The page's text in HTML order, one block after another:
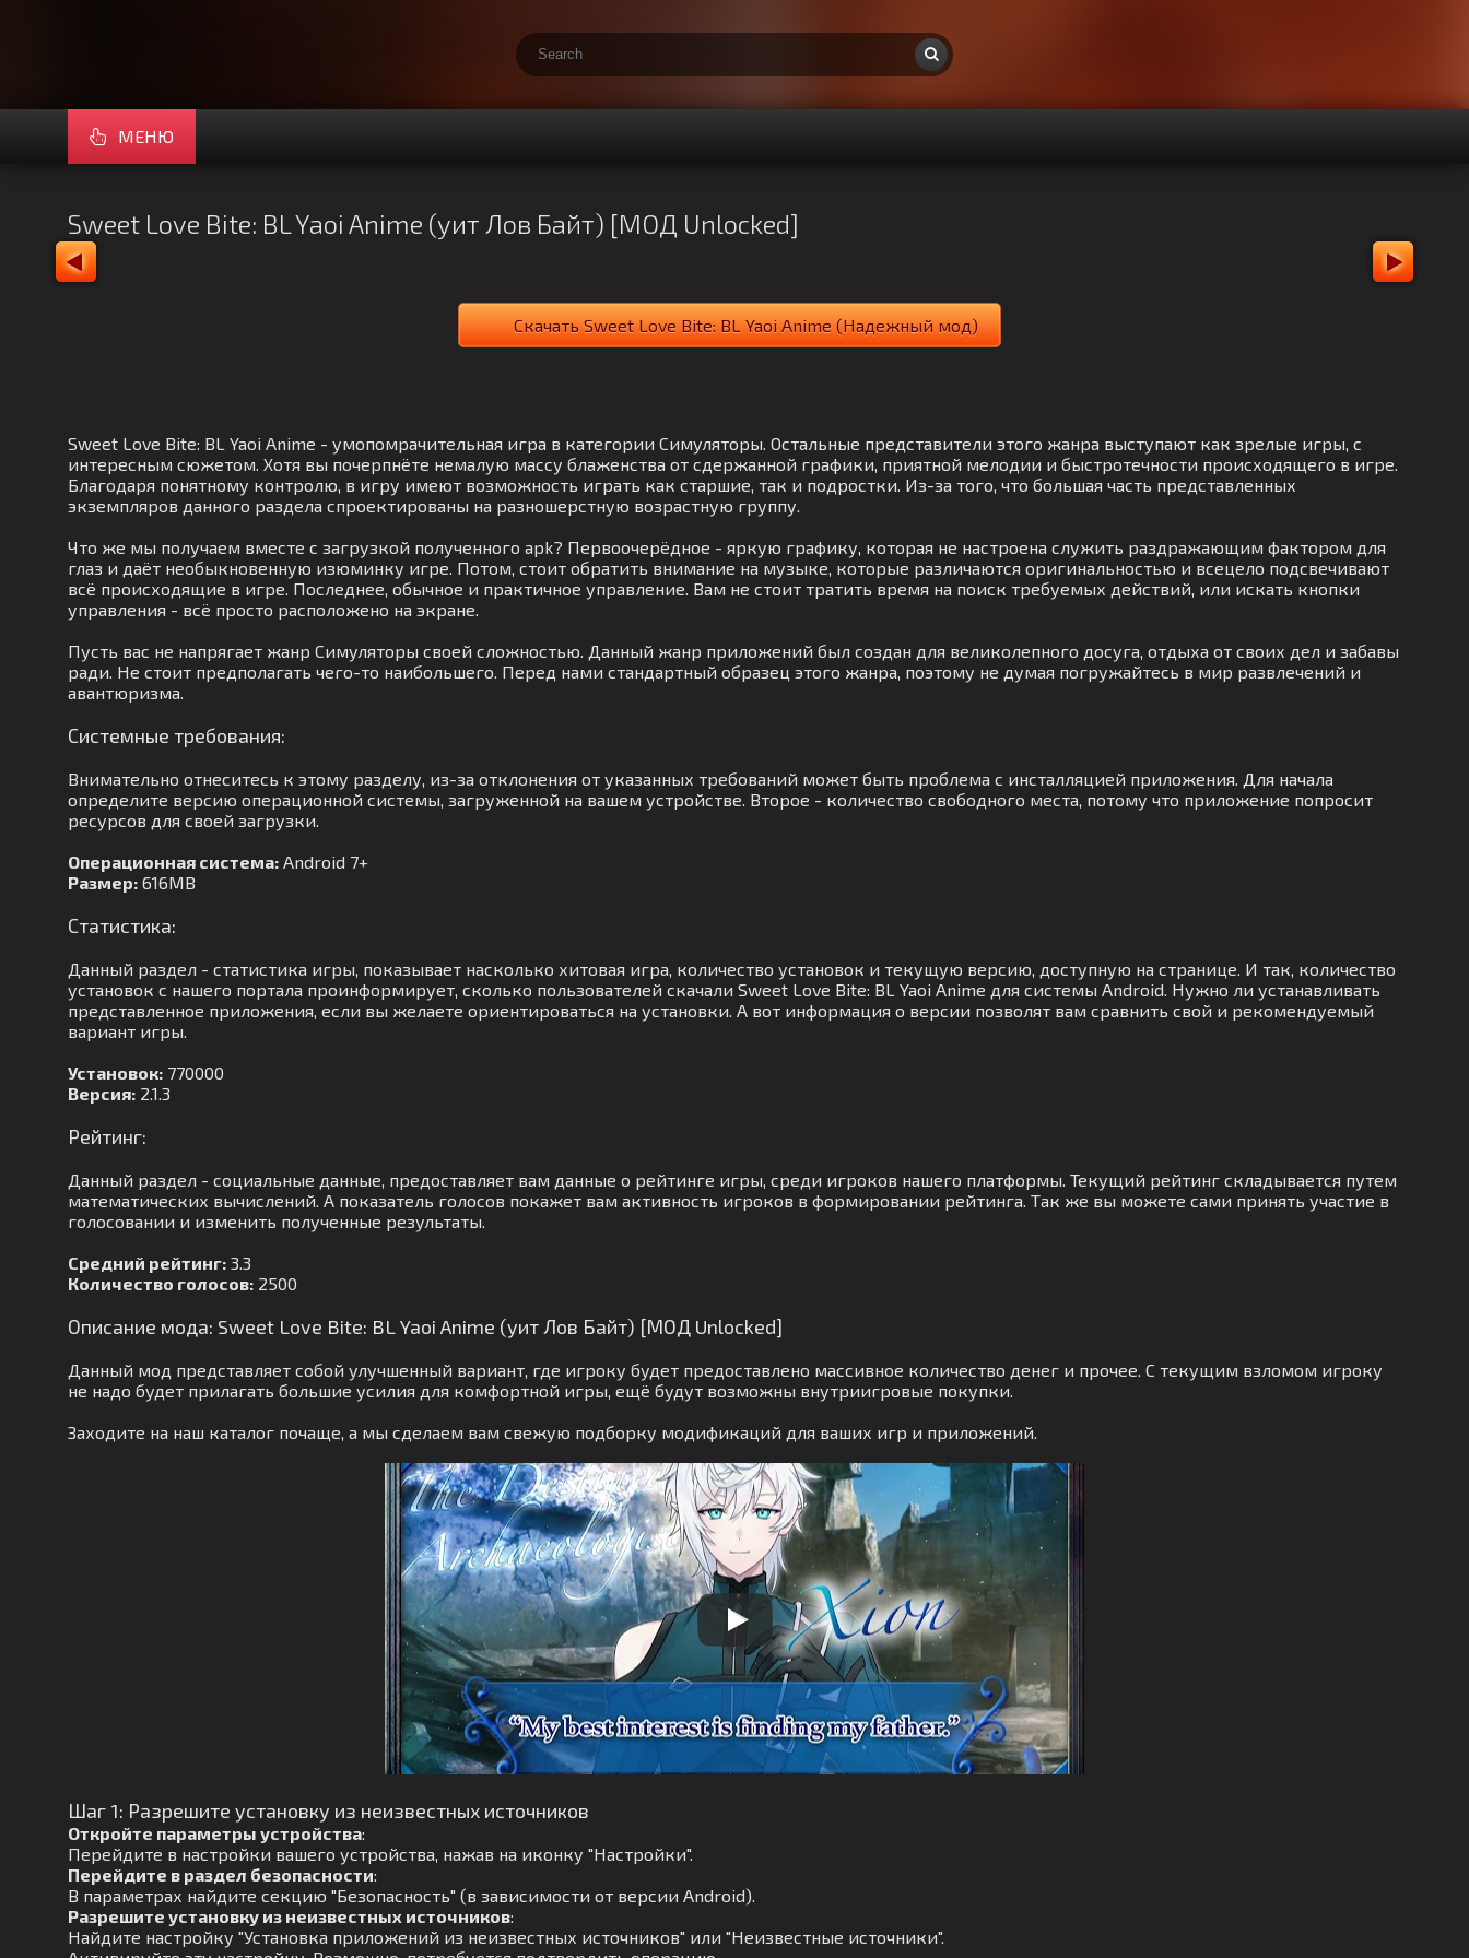
МЕНЮ
Sweet Love Bite: BL Yaoi Anime (уит Лов Байт) [МОД Unlocked]
Скачать Sweet Love Bite: BL Yaoi Anime (Надежный мод)
Sweet Love Bite: BL Yaoi Anime - умопомрачительная игра в категории Симуляторы. Остальные представители этого жанра выступают как зрелые игры, с
интересным сюжетом. Хотя вы почерпнёте немалую массу блаженства от сдержанной графики, приятной мелодии и быстротечности происходящего в игре.
Благодаря понятному контролю, в игру имеют возможность играть как старшие, так и подростки. Из-за того, что большая часть представленных
экземпляров данного раздела спроектированы на разношерстную возрастную группу.
Что же мы получаем вместе с загрузкой полученного apk? Первоочерёдное - яркую графику, которая не настроена служить раздражающим фактором для
глаз и даёт необыкновенную изюминку игре. Потом, стоит обратить внимание на музыке, которые различаются оригинальностью и всецело подсвечивают
всё происходящие в игре. Последнее, обычное и практичное управление. Вам не стоит тратить время на поиск требуемых действий, или искать кнопки
управления - всё просто расположено на экране.
Пусть вас не напрягает жанр Симуляторы своей сложностью. Данный жанр приложений был создан для великолепного досуга, отдыха от своих дел и забавы
ради. Не стоит предполагать чего-то наибольшего. Перед нами стандартный образец этого жанра, поэтому не думая погружайтесь в мир развлечений и
авантюризма.
Системные требования:
Внимательно отнеситесь к этому разделу, из-за отклонения от указанных требований может быть проблема с инсталляцией приложения. Для начала
определите версию операционной системы, загруженной на вашем устройстве. Второе - количество свободного места, потому что приложение попросит
ресурсов для своей загрузки.
Операционная система: Android 7+
Размер: 616MB
Статистика:
Данный раздел - статистика игры, показывает насколько хитовая игра, количество установок и текущую версию, доступную на странице. И так, количество
установок с нашего портала проинформирует, сколько пользователей скачали Sweet Love Bite: BL Yaoi Anime для системы Android. Нужно ли устанавливать
представленное приложения, если вы желаете ориентироваться на установки. А вот информация о версии позволят вам сравнить свой и рекомендуемый
вариант игры.
Установок: 770000
Версия: 2.1.3
Рейтинг:
Данный раздел - социальные данные, предоставляет вам данные о рейтинге игры, среди игроков нашего платформы. Текущий рейтинг складывается путем
математических вычислений. А показатель голосов покажет вам активность игроков в формировании рейтинга. Так же вы можете сами принять участие в
голосовании и изменить полученные результаты.
Средний рейтинг: 3.3
Количество голосов: 2500
Описание мода: Sweet Love Bite: BL Yaoi Anime (уит Лов Байт) [МОД Unlocked]
Данный мод представляет собой улучшенный вариант, где игроку будет предоставлено массивное количество денег и прочее. С текущим взломом игроку
не надо будет прилагать большие усилия для комфортной игры, ещё будут возможны внутриигровые покупки.
Заходите на наш каталог почаще, а мы сделаем вам свежую подборку модификаций для ваших игр и приложений.
Шаг 1: Разрешите установку из неизвестных источников
Откройте параметры устройства:
Перейдите в настройки вашего устройства, нажав на иконку "Настройки".
Перейдите в раздел безопасности:
В параметрах найдите секцию "Безопасность" (в зависимости от версии Android).
Разрешите установку из неизвестных источников:
Найдите настройку "Установка приложений из неизвестных источников" или "Неизвестные источники".